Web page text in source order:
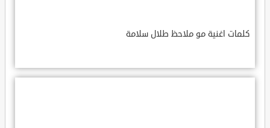
كلمات اغنية مو ملاحظ طلال سلامة